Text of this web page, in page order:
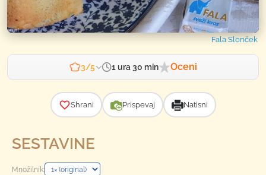
Fala Slonček
3/5 1 ura 30 min Oceni
Shrani Prispevaj Natisni
SESTAVINE
Množilnik: